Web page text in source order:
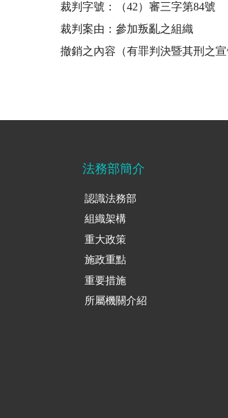
裁判字號：（42）審三字第84號
裁判案由：參加叛亂之組織
撤銷之內容（有罪判決暨其刑之
法務部簡介
認識法務部
組織架構
重大政策
施政重點
重要措施
所屬機關介紹